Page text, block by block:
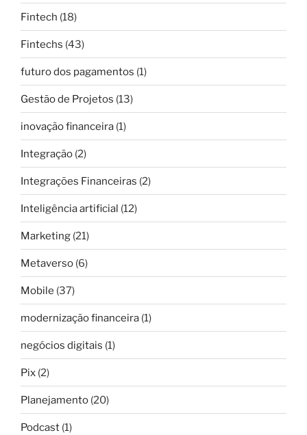
Fintech (18)
Fintechs (43)
futuro dos pagamentos (1)
Gestão de Projetos (13)
inovação financeira (1)
Integração (2)
Integrações Financeiras (2)
Inteligência artificial (12)
Marketing (21)
Metaverso (6)
Mobile (37)
modernização financeira (1)
negócios digitais (1)
Pix (2)
Planejamento (20)
Podcast (1)